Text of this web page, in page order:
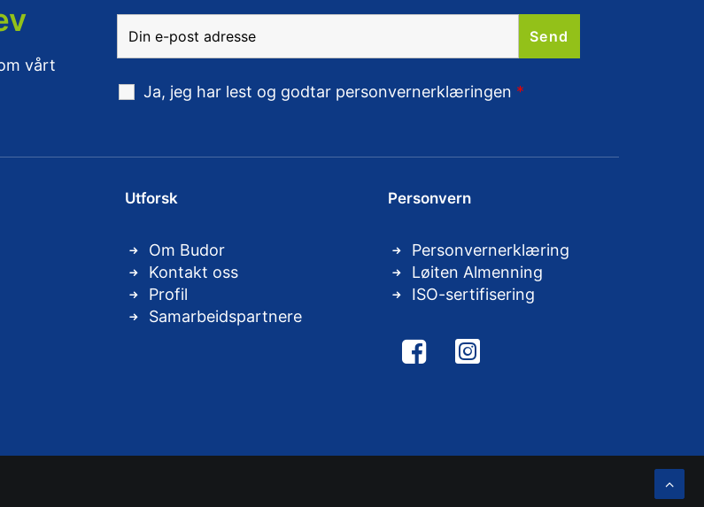
vårt
Ja, jeg har lest og godtar personvernerklæringen *
Utforsk
Om Budor
Kontakt oss
Profil
Samarbeidspartnere
Personvern
Personvernerklæring
Løiten Almenning
ISO-sertifisering